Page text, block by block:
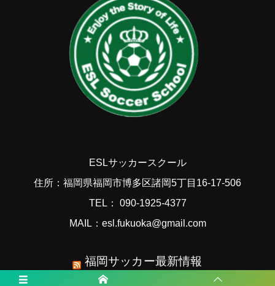
ESLサッカースクール
住所：福岡県福岡市博多区諸岡5丁目16-17-506
TEL： 090-1925-4377
MAIL：esl.fukuoka@gmail.com
福岡サッカー最新情報